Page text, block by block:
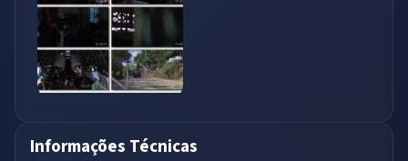
Informações Técnicas